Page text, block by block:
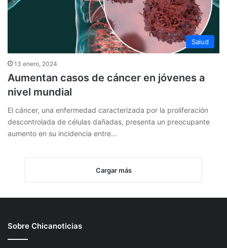
Salud
13 enero, 2024
Aumentan casos de cáncer en jóvenes a
nivel mundial
El cáncer, una enfermedad caracterizada por la proliferación
descontrolada de células dañadas, presenta un preocupante
aumento en su incidencia entre…
Cargar más
Sobre Chicanoticias